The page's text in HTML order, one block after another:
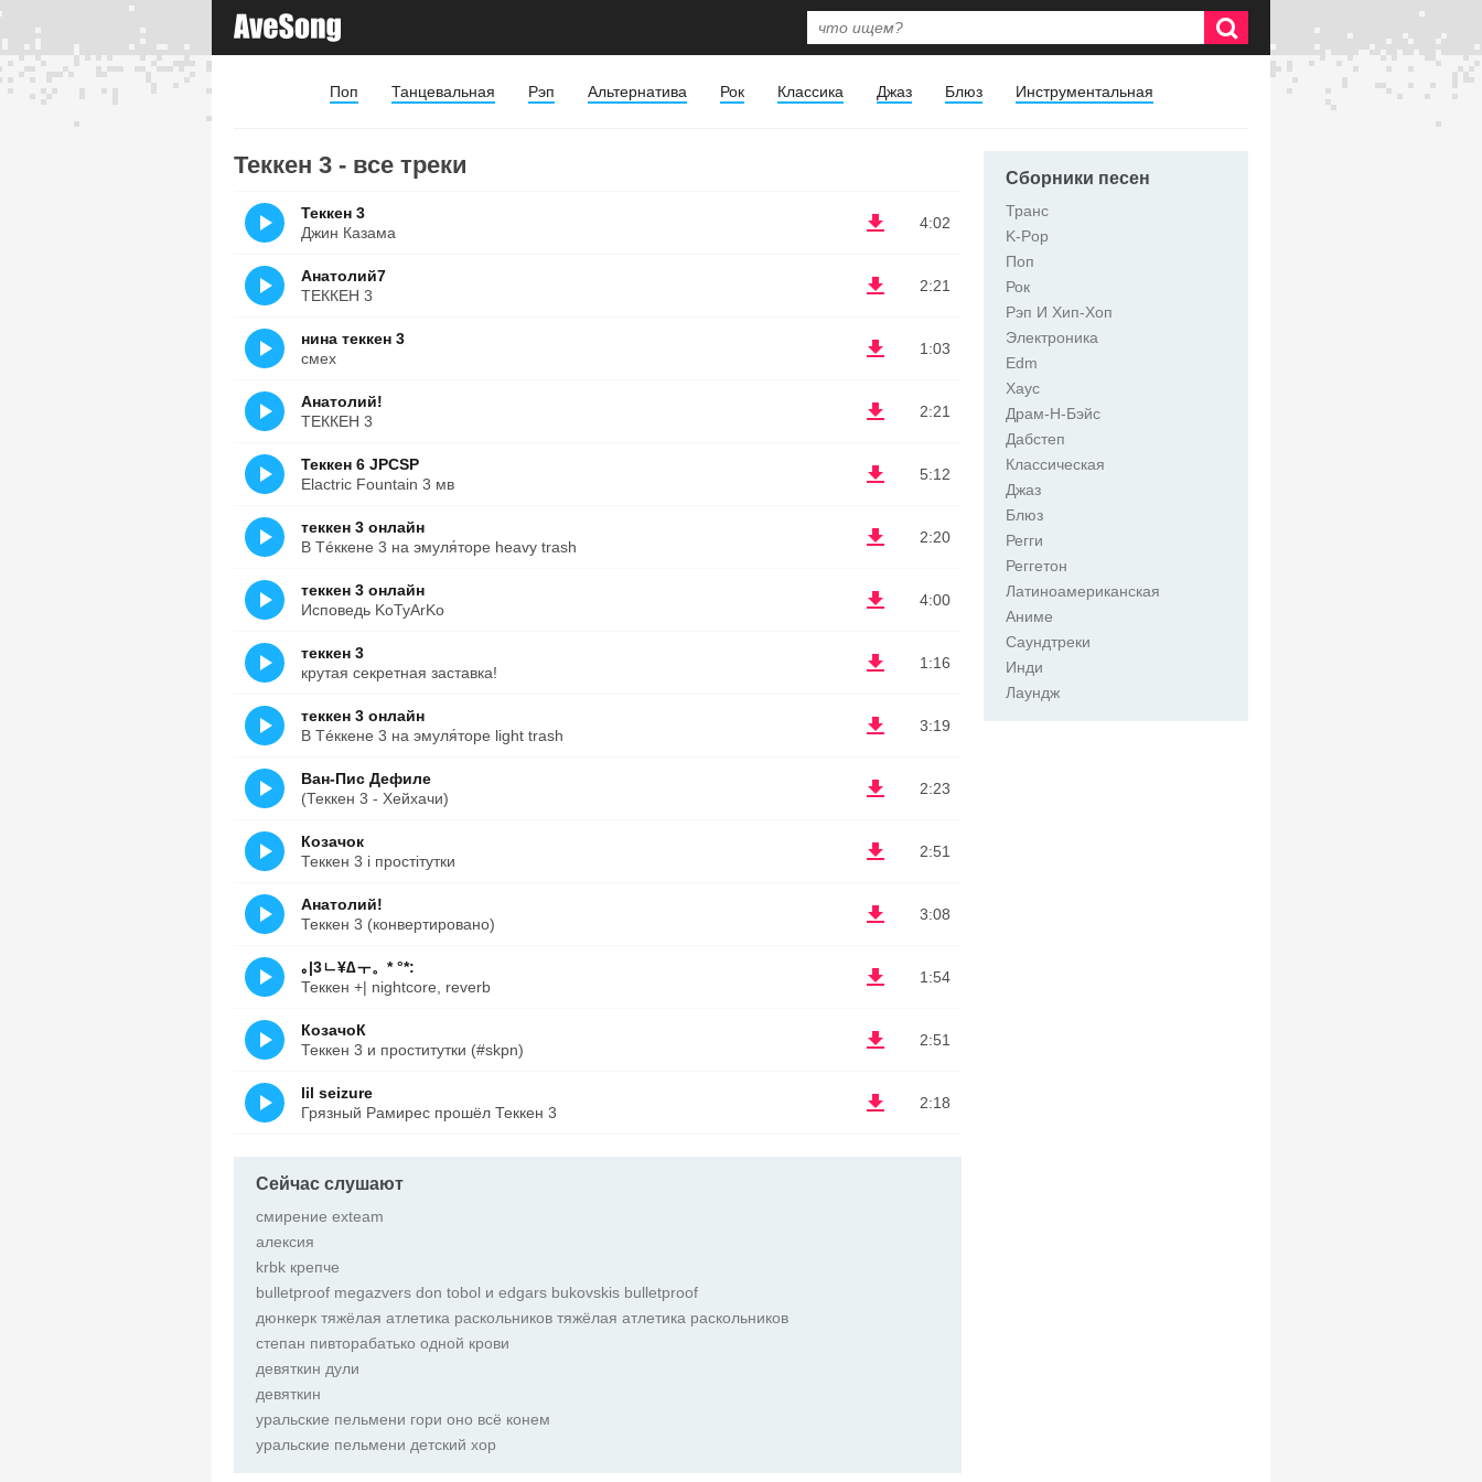
Поп Танцевальная Рэп Альтернатива Рок Классика Джаз Блюз Инструментальная
Теккен 3 - все треки
4:02
Теккен 3
Джин Казама
2:21
Анатолий7
ТЕККЕН 3
1:03
нина теккен 3
смех
2:21
Анатолий!
ТЕККЕН 3
5:12
Теккен 6 JPCSP
Elactric Fountain 3 мв
2:20
теккен 3 онлайн
В Тéккене 3 на эмуля́торе heavy trash
4:00
теккен 3 онлайн
Исповедь KoTyArKo
1:16
теккен 3
крутая секретная заставка!
3:19
теккен 3 онлайн
В Тéккене 3 на эмуля́торе light trash
2:23
Ван-Пис Дефиле
(Теккен 3 - Хейхачи)
2:51
Козачок
Теккен 3 і простітутки
3:08
Анатолий!
Теккен 3 (конвертировано)
1:54
｡|3ㄴ¥∆ㅜ。* °*:
Теккен +| nightcore, reverb
2:51
КозачоК
Теккен 3 и проститутки (#skpn)
2:18
lil seizure
Грязный Рамирес прошёл Теккен 3
Сейчас слушают
смирение exteam
алексия
krbk крепче
bulletproof megazvers don tobol и edgars bukovskis bulletproof
дюнкерк тяжёлая атлетика раскольников тяжёлая атлетика раскольников
степан пивторабатько одной крови
девяткин дули
девяткин
уральские пельмени гори оно всё конем
уральские пельмени детский хор
Сборники песен
Транс
K-Pop
Поп
Рок
Рэп И Хип-Хоп
Электроника
Edm
Хаус
Драм-Н-Бэйс
Дабстеп
Классическая
Джаз
Блюз
Регги
Реггетон
Латиноамериканская
Аниме
Саундтреки
Инди
Лаундж